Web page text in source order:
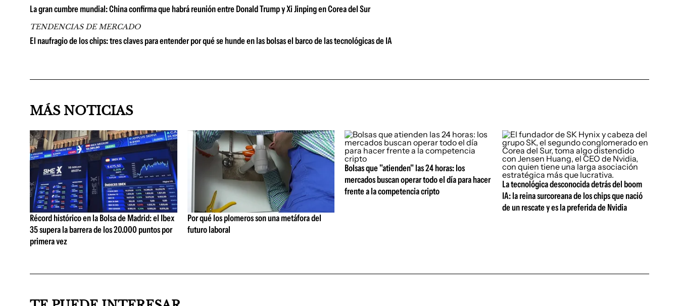
La gran cumbre mundial: China confirma que habrá reunión entre Donald Trump y Xi Jinping en Corea del Sur
TENDENCIAS DE MERCADO
El naufragio de los chips: tres claves para entender por qué se hunde en las bolsas el barco de las tecnológicas de IA
MÁS NOTICIAS
Récord histórico en la Bolsa de Madrid: el Ibex
35 supera la barrera de los 20.000 puntos por
primera vez
Por qué los plomeros son una metáfora del
futuro laboral
Bolsas que "atienden" las 24 horas: los
mercados buscan operar todo el día para hacer
frente a la competencia cripto
La tecnológica desconocida detrás del boom
IA: la reina surcoreana de los chips que nació
de un rescate y es la preferida de Nvidia